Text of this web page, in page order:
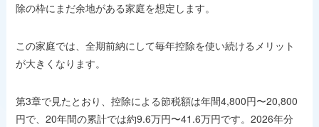
除の枠にまだ余地がある家庭を想定します。
この家庭では、全期前納にして毎年控除を使い続けるメリット
が大きくなります。
第3章で見たとおり、控除による節税額は年間4,800円〜20,800
円で、20年間の累計では約9.6万円〜41.6万円です。2026年分